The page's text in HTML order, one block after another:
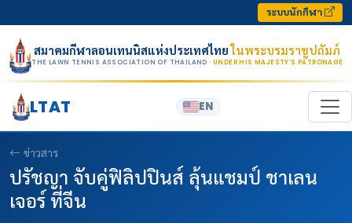
ระบบนักกีฬา
สมาคมกีฬาลอนเทนนิสแห่งประเทศไทยในพระบรมราชูปถัมภ์
THE LAWN TENNIS ASSOCIATION OF THAILAND · UNDER HIS MAJESTY’S PATRONAGE
LTAT EN
ข่าวสาร
ปรัชญา จับคู่ฟิลิปปินส์ ลุ้นแชมป์ ชาเลน
เจอร์ ที่จีน